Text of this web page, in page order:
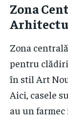
Zona
Zona
pentru
în stil Art
Aici, casele
au un